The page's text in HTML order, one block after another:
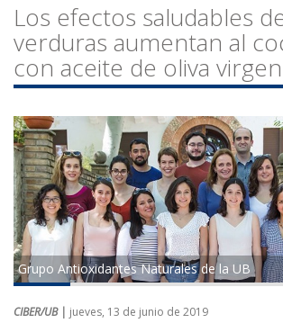
Los efectos saludables
verduras aumentan al
con aceite de oliva
Grupo Antioxidantes Naturales de la UB
CIBER/UB | jueves, 13 de junio de 2019